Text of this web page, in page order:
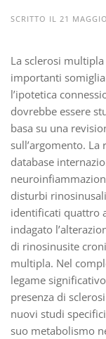
SCRITTO IL 21
La sclerosi
importanti
l’ipotetica
dovrebbe essere
basa su una
sull’argomento.
database
disturbi
identificati quattro
indagato
di rinosinusite
multipla. Nel
legame
presenza di
nuovi studi
suo metabolismo